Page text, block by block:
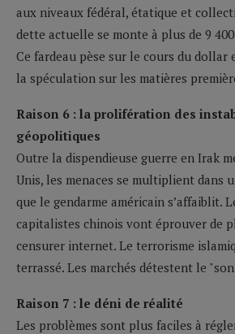
aux niveaux fédéral, étatique et
dette actuelle se monte à plus de 9
Ce fardeau pèse sur le cours du
la spéculation sur les matières
Raison 6 : la prolifération des
géopolitiques
Outre la dispendieuse guerre en Irak
Unis, les menaces se multiplient dans
que le gendarme américain s’affaiblit.
capitalistes chinois vont éprouver de
censurer internet. Le terrorisme
terrassé. Les marchés détestent le
Raison 7 : le déni de réalité
Les problèmes sont plus faciles à